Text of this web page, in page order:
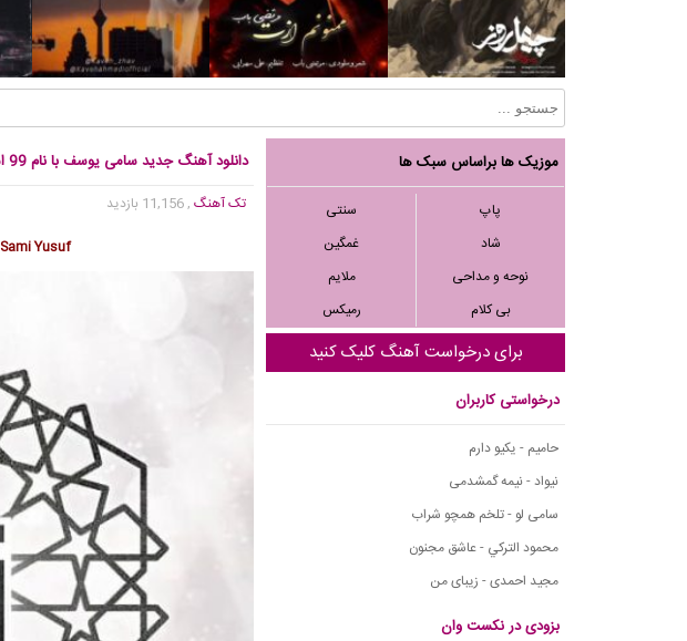
موزیک ها براساس سبک ها
پاپ
سنتی
شاد
غمگین
نوحه و مداحی
ملایم
بی کلام
رمیکس
برای درخواست آهنگ کلیک کنید
درخواستی کاربران
حامیم - یکیو دارم
نیواد - نیمه گمشدمی
سامی لو - تلخم همچو شراب
محمود التركي - عاشق مجنون
مجید احمدی - زیبای من
بزودی در نکست وان
دانلود آهنگ جدید سامی یوسف با نام 99 اسم
تک آهنگ, 11,156 بازدید
Sami Yusuf